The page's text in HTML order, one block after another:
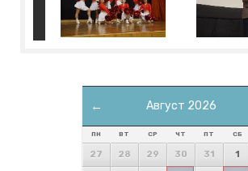
← Август 2026
ПН ВТ СР ЧТ ПТ СБ
27 28 29 30 31 1